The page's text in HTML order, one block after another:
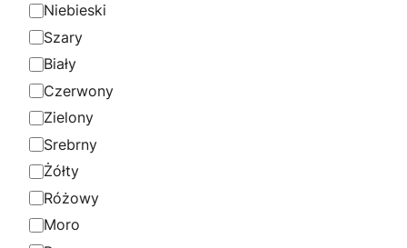
s
o
l
o
r
Niebieski
Szary
Biały
Czerwony
Zielony
Srebrny
Żółty
Różowy
Moro